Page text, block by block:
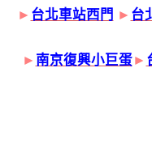
► 台北車站西門 ► 台
► 南京復興小巨蛋►